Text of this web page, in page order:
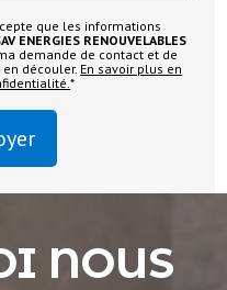
que les informations
ENERGIES RENOUVELABLES
demande de contact et de
découler. En savoir plus en
*
NOUS